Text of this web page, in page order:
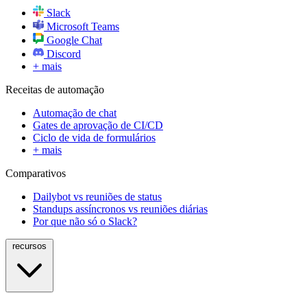
Slack
Microsoft Teams
Google Chat
Discord
+ mais
Receitas de automação
Automação de chat
Gates de aprovação de CI/CD
Ciclo de vida de formulários
+ mais
Comparativos
Dailybot vs reuniões de status
Standups assíncronos vs reuniões diárias
Por que não só o Slack?